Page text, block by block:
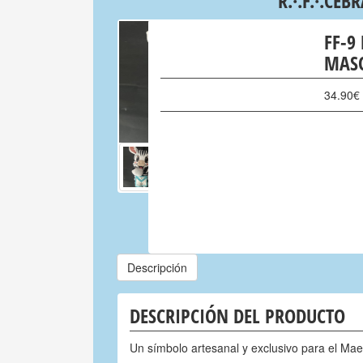
FF-9
34.90€
Descripción
DESCRIPCIÓN DEL PRODUCTO
Un símbolo artesanal y exclusivo para el